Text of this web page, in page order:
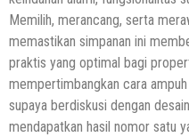
Memilih, merancang, serta
memastikan simpanan ini
praktis yang optimal bagi
mempertimbangkan cara
supaya berdiskusi dengan
mendapatkan hasil nomor satu